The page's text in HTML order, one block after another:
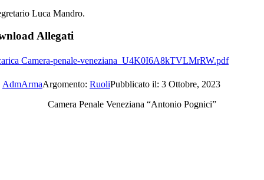
Luca Mandro.
Allegati
Camera-penale-veneziana_U4K0I6A8kTVLMrRW.pdf
AdmArmaArgomento: RuoliPubblicato il: 3 Ottobre, 2023
Camera Penale Veneziana “Antonio Pognici”